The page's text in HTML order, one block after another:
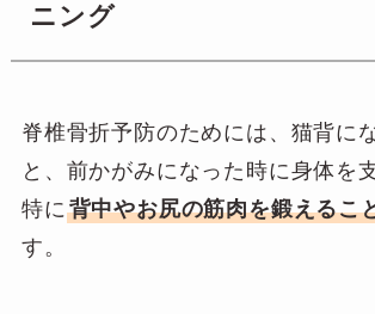
ニング
脊椎骨折予防のためには、猫背に
と、前かがみになった時に身体を
特に背中やお尻の筋肉を鍛えるこ
す。